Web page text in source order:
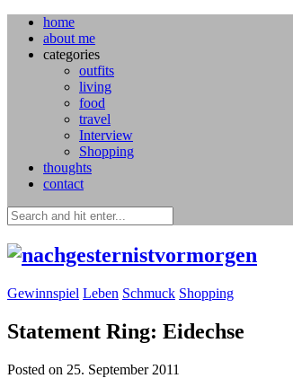
home
about me
categories
outfits
living
food
travel
Interview
Shopping
thoughts
contact
Gewinnspiel Leben Schmuck Shopping
Statement Ring: Eidechse
Posted on 25. September 2011